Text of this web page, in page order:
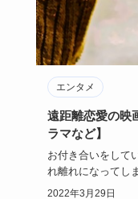
エンタメ
遠距離恋愛の映
ラマなど】
お付き合いをして
れ離れになってし
ります。会いた…
2022年3月29日